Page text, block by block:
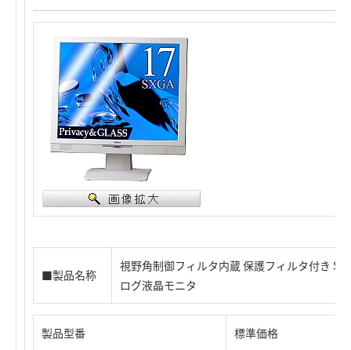
■製品名称
視野角制御フィルタ内蔵 保護フィルタ付き
ログ液晶モニタ
製品型番 標準価格